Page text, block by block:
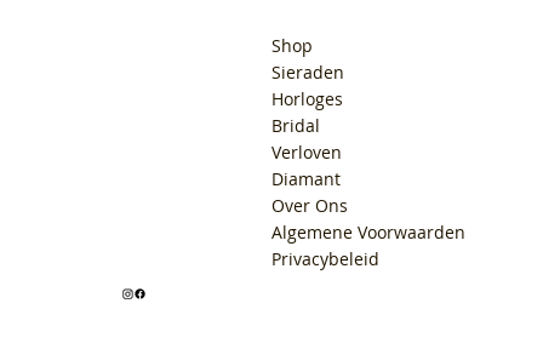
Shop
Sieraden
Horloges
Bridal
Verloven
Diamant
Over Ons
Algemene Voorwaarden
Privacybeleid